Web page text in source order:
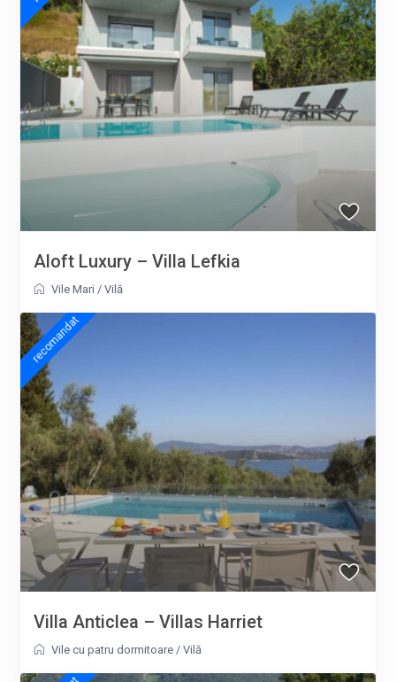
Aloft Luxury – Villa Lefkia
Vile Mari /Vilă
recomandat
Villa Anticlea – Villas Harriet
Vile cu patru dormitoare /Vilă